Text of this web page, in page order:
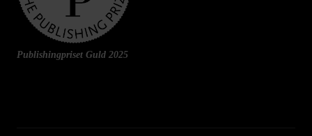
Publishingpriset Guld 2025